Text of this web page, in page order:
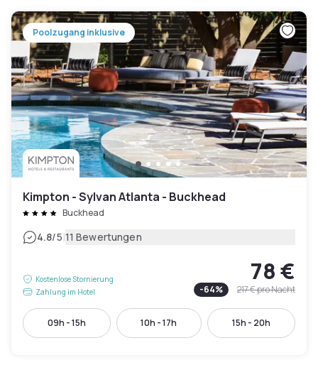
Poolzugang inklusive
Kimpton - Sylvan Atlanta - Buckhead
Buckhead
4.8/5|11 Bewertungen
Kostenlose Stornierung
Zahlung im Hotel
78 €
-64% 217 €pro Nacht
09h - 15h 10h - 17h 15h - 20h